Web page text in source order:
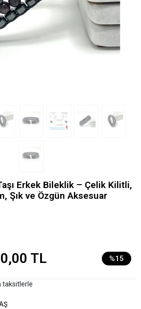
Erkek Bileklik – Çelik Kilitli,
Şık ve Özgün Aksesuar
TL %15
taksitlerle